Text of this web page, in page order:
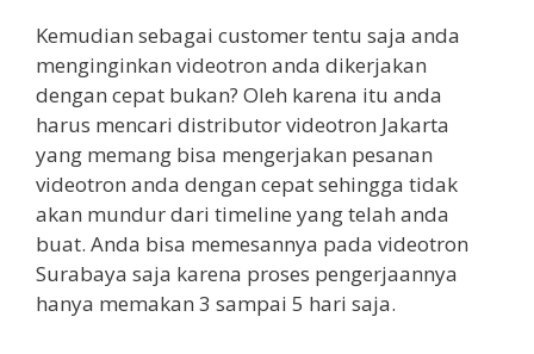
Kemudian sebagai customer tentu saja anda
menginginkan videotron anda dikerjakan
dengan cepat bukan? Oleh karena itu anda
harus mencari distributor videotron Jakarta
yang memang bisa mengerjakan pesanan
videotron anda dengan cepat sehingga tidak
akan mundur dari timeline yang telah anda
buat. Anda bisa memesannya pada videotron
Surabaya saja karena proses pengerjaannya
hanya memakan 3 sampai 5 hari saja.